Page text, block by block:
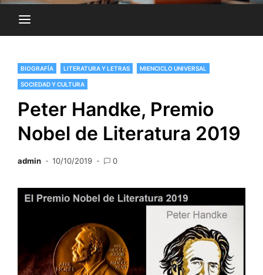
BIOGRAFÍA LITERATURA Y LETRAS MIENCICLO UNIVERSAL
SOCIEDAD Y CULTURA
Peter Handke, Premio
Nobel de Literatura 2019
admin 10/10/2019 0